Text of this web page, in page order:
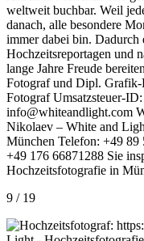
9 / 19